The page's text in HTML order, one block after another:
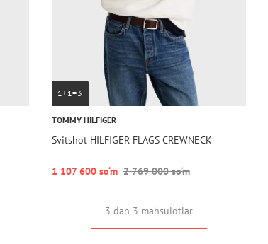
1+1=3
TOMMY HILFIGER
Svitshot HILFIGER FLAGS CREWNECK
1 107 600 so‘m 2 769 000 so‘m
3 dan 3 mahsulotlar